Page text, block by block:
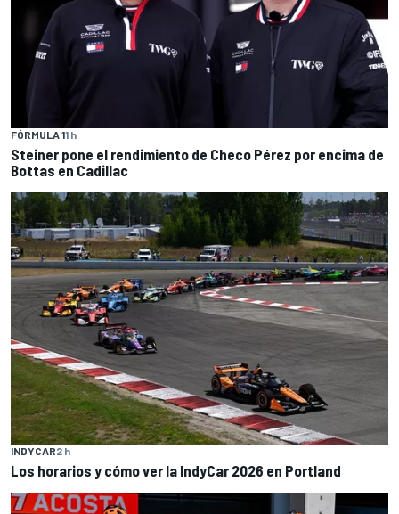
FÓRMULA 11 h
Steiner pone el rendimiento de Checo Pérez por encima de
Bottas en Cadillac
INDYCAR2 h
Los horarios y cómo ver la IndyCar 2026 en Portland